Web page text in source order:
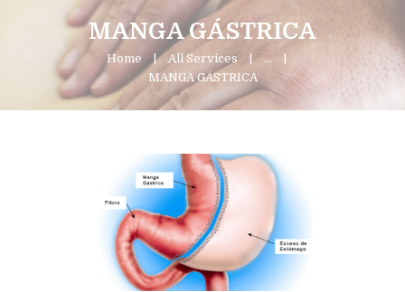
MANGA GÁSTRICA
Home All Services
...
MANGA GÁSTRICA
Procedimientos
Contactos